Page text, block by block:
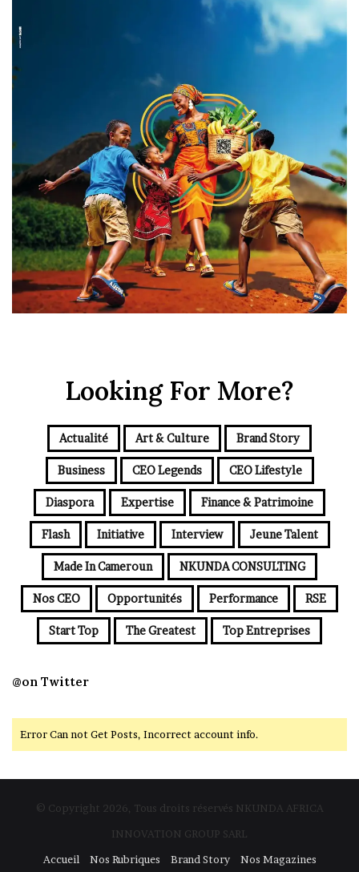
Looking For More?
Actualité Art & Culture Brand Story
Business CEO Legends CEO Lifestyle
Diaspora Expertise Finance & Patrimoine
Flash Initiative Interview Jeune Talent
Made In Cameroun NKUNDA CONSULTING
Nos CEO Opportunités Performance RSE
Start Top The Greatest Top Entreprises
@on Twitter
Error Can not Get Posts, Incorrect account info.
© Copyright 2026, Tous droits réservés NKUNDA AFRICA
INNOVATION GROUP SARL
Accueil
Nos Rubriques Brand Story Nos Magazines